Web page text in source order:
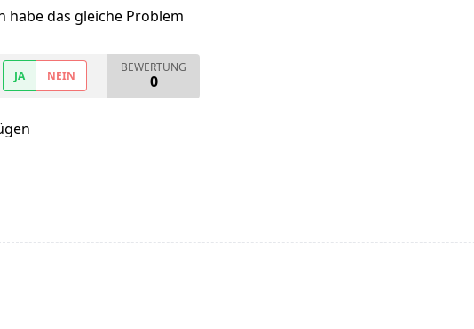
habe das gleiche Problem
JA NEIN
BEWERTUNG
0